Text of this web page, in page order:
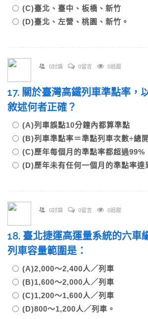
(C)臺北、臺中、板橋、新竹
(D)臺北、左營、桃園、新竹。
0討論 0留言 0追蹤
17. 關於臺灣高鐵列車準點率，
敘述何者正確？
(A)列車誤點10分鐘內都算準點
(B)列車準點率＝準點列車次數÷總
(C)歷年每個月的準點率都超過
(D)歷年未有任何一個月的準點率達
0討論 0留言 0追蹤
18. 臺北捷運高運量系統的六車
列車容量範圍是：
(A)2,000～2,400人／列車
(B)1,600～2,000人／列車
(C)1,200～1,600人／列車
(D)800～1,200人／列車。